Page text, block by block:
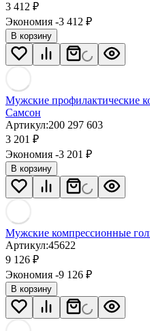
3 412 ₽
Экономия -3 412 ₽
В корзину
Мужские профилактические
Самсон
Артикул:200 297 603
3 201 ₽
Экономия -3 201 ₽
В корзину
Мужские компрессионные
Артикул:45622
9 126 ₽
Экономия -9 126 ₽
В корзину